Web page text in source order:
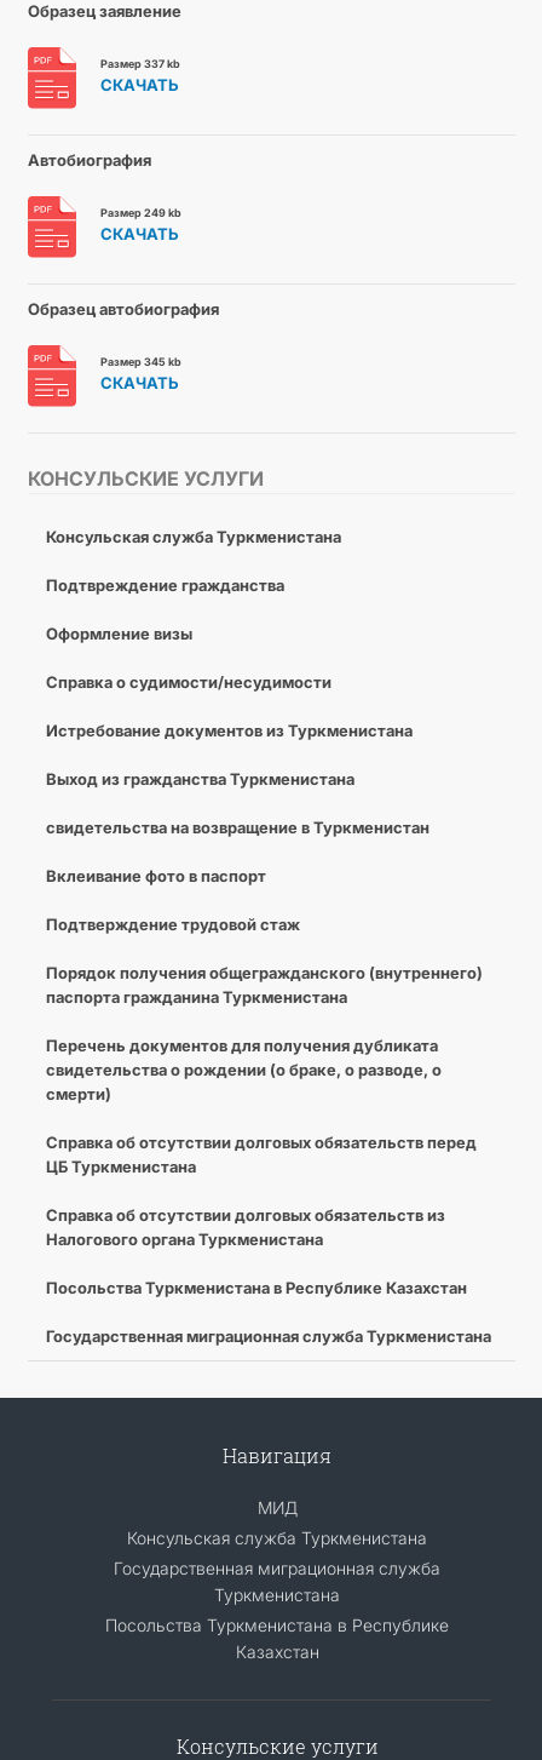
КОНСУЛЬСКИЕ УСЛУГИ
Консульская служба Туркменистана
Подтвреждение гражданства
Оформление визы
Справка о судимости/несудимости
Истребование документов из Туркменистана
Выход из гражданства Туркменистана
свидетельства на возвращение в Туркменистан
Вклеивание фото в паспорт
Подтверждение трудовой стаж
Порядок получения общегражданского (внутреннего)
паспорта гражданина Туркменистана
Перечень документов для получения дубликата
свидетельства о рождении (о браке, о разводе, о
смерти)
Справка об отсутствии долговых обязательств перед
ЦБ Туркменистана
Справка об отсутствии долговых обязательств из
Налогового органа Туркменистана
Посольства Туркменистана в Республике Казахстан
Государственная миграционная служба Туркменистана
Образец заявление
Размер 337 kb
СКАЧАТЬ
Автобиография
Размер 249 kb
СКАЧАТЬ
Образец автобиография
Размер 345 kb
СКАЧАТЬ
Навигация
МИД
Консульская служба Туркменистана
Государственная миграционная служба
Туркменистана
Посольства Туркменистана в Республике
Казахстан
Консульские услуги